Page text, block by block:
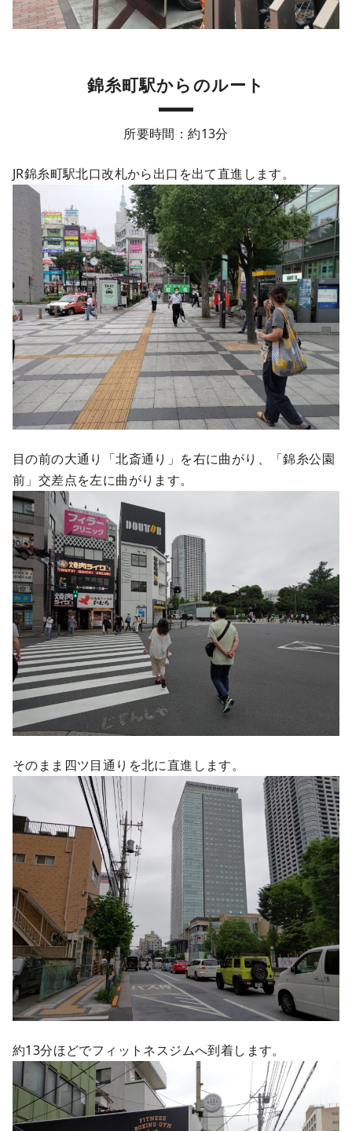
錦糸町駅からのルート
所要時間：約13分
JR錦糸町駅北口改札から出口を出て直進します。
目の前の大通り「北斎通り」を右に曲がり、「錦糸公園
前」交差点を左に曲がります。
そのまま四ツ目通りを北に直進します。
約13分ほどでフィットネスジムへ到着します。